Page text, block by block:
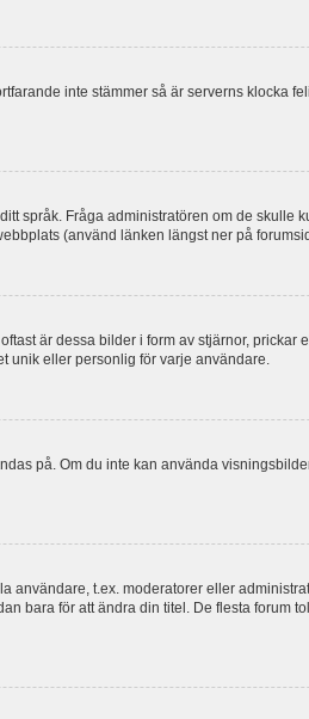
inte stämmer så är serverns klocka
språk. Fråga administratören om de skulle
(använd länken längst ner på
är dessa bilder i form av stjärnor,
unik eller personlig för varje användare.
på. Om du inte kan använda
t.ex. moderatorer eller
bara för att ändra din titel. De flesta forum